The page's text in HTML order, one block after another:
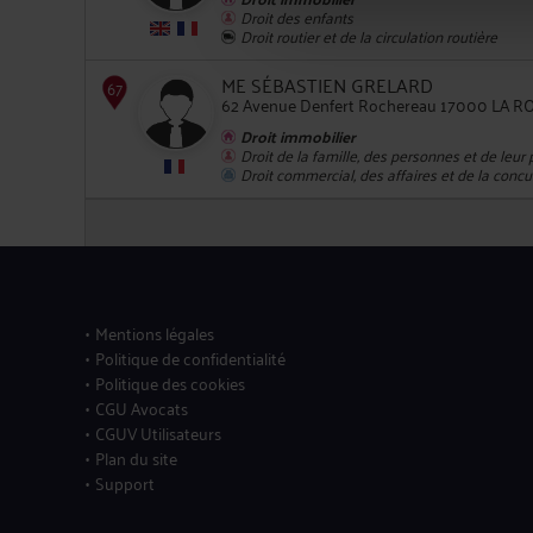
65 Droit des enfants
Droit routier et de la circulation routière
67
ME SÉBASTIEN GRELARD
62 Avenue Denfert Rochereau 17000 LA
Droit immobilier
Droit de la famille, des personnes et de
Droit commercial, des affaires et de la
Mentions légales
Politique de confidentialité
Politique des cookies
CGU Avocats
CGUV Utilisateurs
Plan du site
Support